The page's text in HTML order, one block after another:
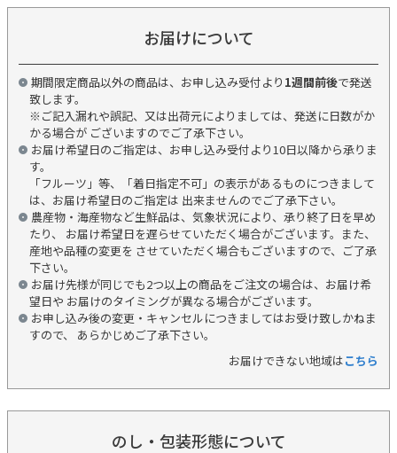
お届けについて
期間限定商品以外の商品は、お申し込み受付より 1週間前後で発送
致します。
※ご記入漏れや誤記、又は出荷元によりましては、発送に日数がか
かる場合が ございますのでご了承下さい。
お届け希望日のご指定は、お申し込み受付より10日以降から承りま
す。
「フルーツ」等、「着日指定不可」の表示があるものにつきまして
は、お届け希望日のご指定は 出来ませんのでご了承下さい。
農産物・海産物など生鮮品は、気象状況により、承り終了日を早め
たり、 お届け希望日を遅らせていただく場合がございます。また、
産地や品種の変更を させていただく場合もございますので、ご了承
下さい。
お届け先様が同じでも2つ以上の商品をご注文の場合は、お届け希
望日や お届けのタイミングが異なる場合がございます。
お申し込み後の変更・キャンセルにつきましてはお受け致しかねま
すので、 あらかじめご了承下さい。
お届けできない地域はこちら
のし・包装形態について